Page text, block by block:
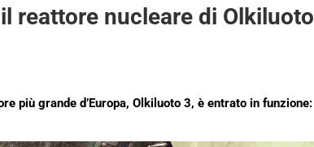
reattore nucleare di Olkiluoto
più grande d’Europa, Olkiluoto 3, è entrato in funzione: